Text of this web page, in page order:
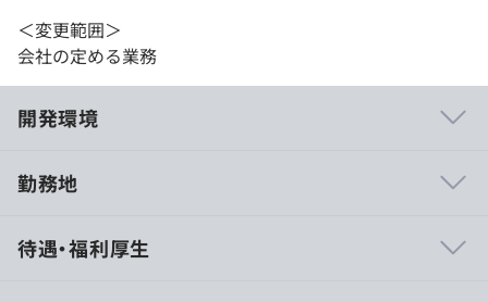
＜変更範囲＞
会社の定める業務
開発環境
パクトが大きい。
勤務地
待遇・福利厚生